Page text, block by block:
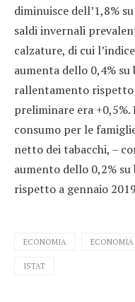
diminuisce dell’1,8%
saldi invernali
calzature, di cui
aumenta dello 0,4% su
rallentamento rispetto
preliminare era +0,5%.
consumo per le
netto dei tabacchi, –
aumento dello 0,2% su
rispetto a gennaio
ECONOMIA
ISTAT